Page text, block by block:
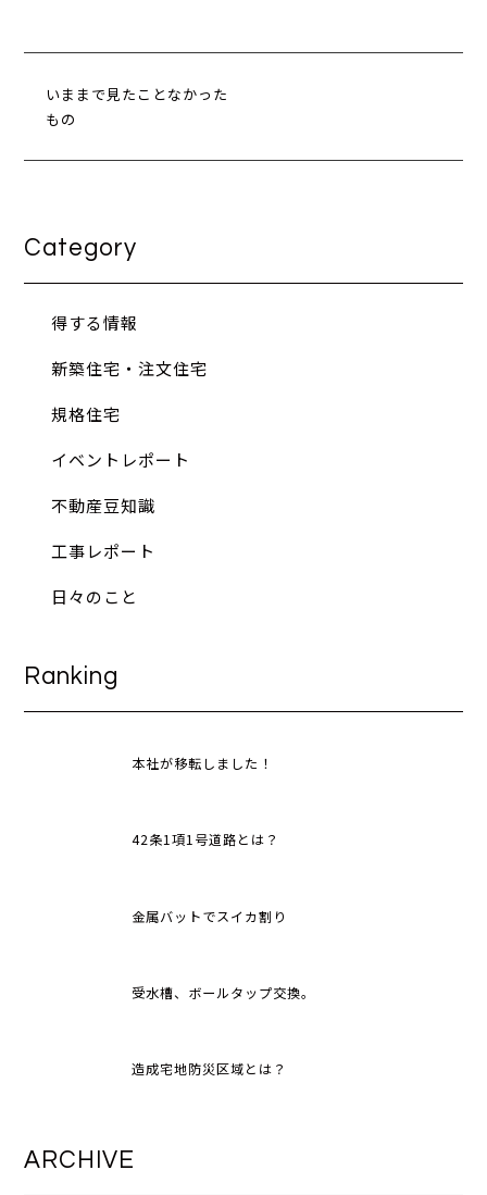
いままで見たことなかった
もの
Category
得する情報
新築住宅・注文住宅
規格住宅
イベントレポート
不動産豆知識
工事レポート
日々のこと
Ranking
本社が移転しました！
42条1項1号道路とは？
金属バットでスイカ割り
受水槽、ボールタップ交換。
造成宅地防災区域とは？
ARCHIVE